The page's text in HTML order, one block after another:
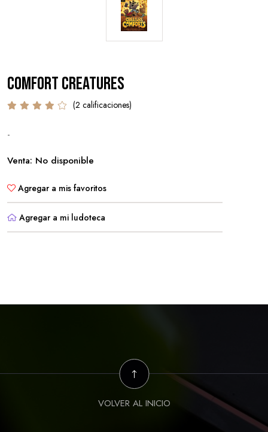
Comfort Creatures
(2 calificaciones)
-
Venta: No disponible
Agregar a mis favoritos
Agregar a mi ludoteca
VOLVER AL INICIO